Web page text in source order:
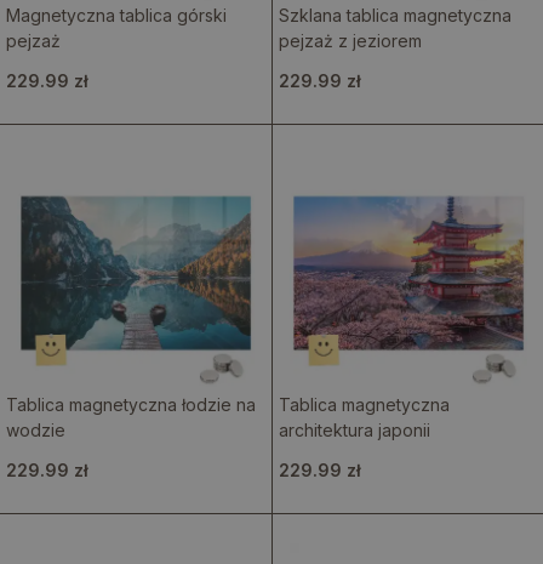
Magnetyczna tablica górski
pejzaż
229.99 zł
Szklana tablica magnetyczna
pejzaż z jeziorem
229.99 zł
Tablica magnetyczna łodzie na
wodzie
229.99 zł
Tablica magnetyczna
architektura japonii
229.99 zł